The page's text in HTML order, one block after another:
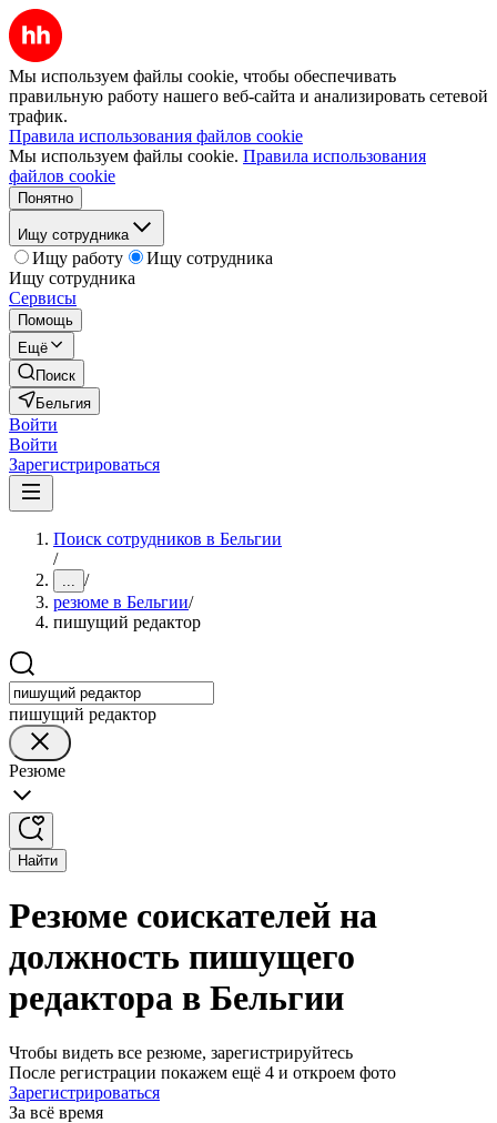
Мы используем файлы cookie, чтобы обеспечивать
правильную работу нашего веб-сайта и анализировать сетевой
трафик.
Правила использования файлов cookie
Мы используем файлы cookie. Правила использования
файлов cookie
Понятно
Ищу сотрудника
Ищу работу
Ищу сотрудника
Ищу сотрудника
Сервисы
Помощь
Ещё
Поиск
Бельгия
Войти
Войти
Зарегистрироваться
Поиск сотрудников в Бельгии
/
... /
резюме в Бельгии/
пишущий редактор
пишущий редактор
Резюме
Найти
Резюме соискателей на
должность пишущего
редактора в Бельгии
Чтобы видеть все резюме, зарегистрируйтесь
После регистрации покажем ещё 4 и откроем фото
Зарегистрироваться
За всё время